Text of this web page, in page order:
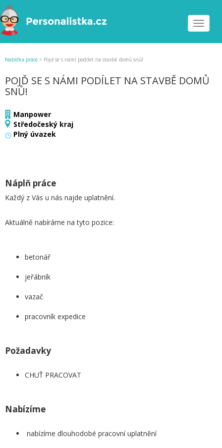
Toggle
Nabídka práce > Pojď se s námi podílet na stavbě domů snů!
POJĎ SE S NÁMI PODÍLET NA STAVBĚ DOMŮ
SNŮ!
Manpower
Středočeský kraj
Plný úvazek
Náplň práce
Každý z Vás u nás najde uplatnění.
Aktuálně nabíráme na tyto pozice:
betonář
jeřábník
vazač
pracovník expedice
Požadavky
CHUŤ PRACOVAT
Nabízíme
nabízíme dlouhodobé pracovní uplatnění